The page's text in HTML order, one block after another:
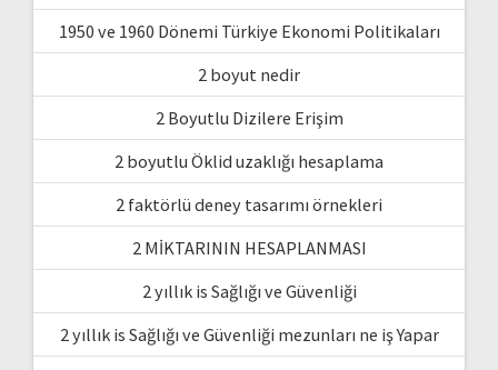
1950 ve 1960 Dönemi Türkiye Ekonomi Politikaları
2 boyut nedir
2 Boyutlu Dizilere Erişim
2 boyutlu Öklid uzaklığı hesaplama
2 faktörlü deney tasarımı örnekleri
2 MİKTARININ HESAPLANMASI
2 yıllık is Sağlığı ve Güvenliği
2 yıllık is Sağlığı ve Güvenliği mezunları ne iş Yapar